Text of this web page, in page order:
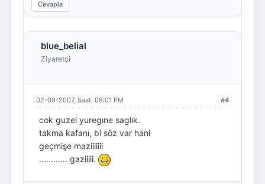
Cevapla
blue_belial
Ziyaretçi
#4
02-09-2007, Saat: 08:01 PM
cok guzel yuregıne saglık.
takma kafanı, bi söz var hani
geçmişe maziiiiiii
............ gaziiiii.